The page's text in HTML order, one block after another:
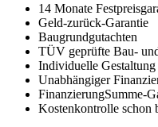
14 Monate
Geld-zurück-Garantie
Baugrundgutachten
TÜV geprüfte Bau-
Individuelle Gestaltung
Unabhängiger
FinanzierungSumme-
Kostenkontrolle schon